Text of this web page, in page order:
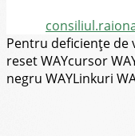
Pentru deficiențe de
reset WAYcursor
negru WAYLinkuri